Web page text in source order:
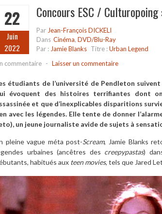
22
Juin
2022
Concours ESC /
Par Jean-François DICKELI
Dans Cinéma, DVD/Blu-Ray
Par : Jamie Blanks Titre :Urban Legend
commentaire - Laisser un commentaire
étudiants de l’université de Pendleton
évoquent des histoires terrifiantes dont on
et que d’inexplicables disparitions
avec les légendes. Elle tente de donner
un jeune journaliste avide de sujets à
pleine vague méta post-Scream, Jamie Blanks
urbaines (ancêtres des creepypastas)
habitués aux teen movies, tels que Jared